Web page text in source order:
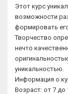
Этот курс
возможности
формировать
Творчество
нечто
уникальностью.
Информация о
Возраст: от 7 до